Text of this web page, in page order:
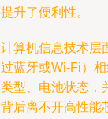
升了便利性。
算机信息技术层
蓝牙或Wi-Fi）
型、电池状态，
后离不开高性能